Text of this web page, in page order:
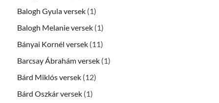
Balogh Gyula versek (1)
Balogh Melanie versek (1)
Bányai Kornél versek (11)
Barcsay Ábrahám versek (1)
Bárd Miklós versek (12)
Bárd Oszkár versek (1)